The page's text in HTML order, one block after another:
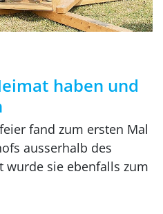
haben und
fand zum ersten Mal
ausserhalb des
wurde sie ebenfalls zum